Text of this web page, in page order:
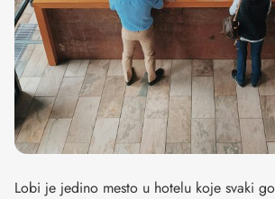
Lobi je jedino mesto u hotelu koje svaki